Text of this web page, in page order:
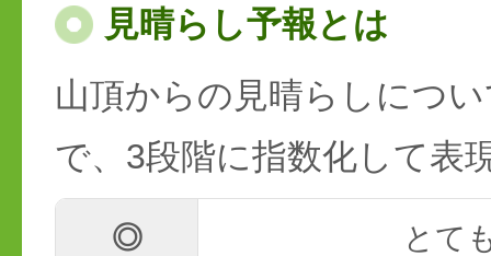
見晴らし予報とは
山頂からの見晴らしにつ
で、3段階に指数化して表
◎ とて